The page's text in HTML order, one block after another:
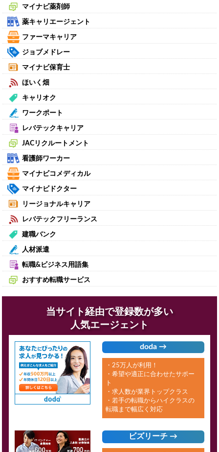
マイナビ薬剤師
薬キャリエージェント
ファーマキャリア
ジョブメドレー
マイナビ保育士
ほいく畑
キャリオク
ワークポート
レバテックキャリア
JACリクルートメント
看護師ワーカー
マイナビコメディカル
マイナビドクター
リージョナルキャリア
レバテックフリーランス
建職バンク
人材派遣
転職&ビジネス用語集
おすすめ転職サービス
当サイト経由で登録数が多い
人気エージェント
doda →
・25万人が利用！
・希望や適正に合わせたサポー
ト
・求人数が業界トップクラス
・若手の転職からハイクラスの
転職まで幅広く対応
ビズリーチ →